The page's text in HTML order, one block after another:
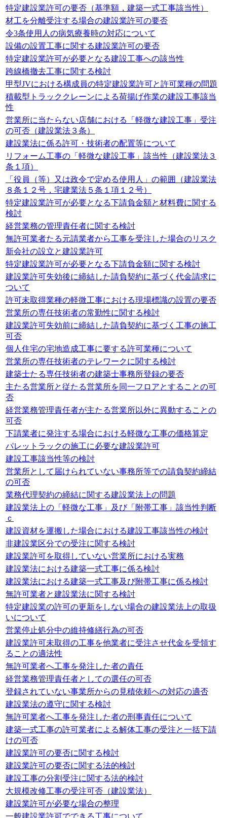
特定建設業許可の要否（基準額，建築一式工事該当性）
材工を分離受注する場合の建設業許可の要否
令3条使用人の病気療養時の対応について
設備の設置工事に関する建設業許可の要否
特定建設業許可が必要となる建設工事への該当性
跨線橋撤去工事に関する検討
甲型JVにおける構成員の特定建設業許可と許可業種の問題
積載型トラッククレーンによる荷揚げ作業の建設工事該当
性
営業所に当たらない店舗における「軽微な建設工事」受注
の可否（建設業法３条）
建設業法に係る許可・技術者の配置等について
リフォーム工事の「軽微な建設工事」該当性（建設業法３
条１項）
「役員（等）又は政令で定める使用人」の範囲（建設業法
８条１２号，宅建業法５条１項１２号）
特定建設業許可が必要となる下請負金額と材料費に関する
検討
経営業務の管理責任者に関する検討
無許可業者たる元請業者から工事を受注した場合のリスク
新会社の設立と建設業許可
特定建設業許可が必要となる下請負金額に関する検討
建設業許可失効後に締結した請負契約に基づく代金請求に
ついて
許可未取得業種の軽微工事における現場標識の設置の要否
営業所の専任技術者の常勤性に関する検討
建設業許可失効前に締結した請負契約に基づく工事の施工
可否
個人住宅の宅地造成工事に要する許可業種について
営業所の専任技術者のテレワークに関する検討
建築士たる専任技術者の建築士事務所登録の要否
主たる営業所と従たる営業所を同一フロアとすることの可
否
経営業務管理責任者が主たる営業所以外に異動することの
可否
下請業者に発注する場合における軽微な工事の価格算定
パレットラックの施工に必要な建設業許可
建設工事該当性等の検討
営業所として届けられていない事務所等での請負契約締結
の可否
業務代理契約の締結に関する建設業法上の問題
建設業法上の「軽微な工事」及び「附帯工事」該当性判断
ｃ
建設資材を運搬した場合における建設工事該当性の検討
非建設業区分での受注に関する検討
建設業許可を取得していない営業所における実務
建設業法における建築一式工事に係る検討
建設業法における建築一式工事及び附帯工事に係る検討
無許可業者と建設業法に関する検討
特定建設業の許可の更新をしない場合の建設業法上の取扱
いについて
営業停止処分中の維持修繕行為の可否
建設業許可未取得の工事を他業者に受注させ代金を受領す
ることの適法性
無許可業者へ工事を発注した者の責任
経営業務管理責任者としての選任の可否
登録されていない事業所からの見積依頼への対応の適否
建設業法の遵守に関する検討
無許可業者へ工事を発注した者の刑事責任について
建築一式工事の許可業者による解体工事の受注と一括下請
けの可否
建設業許可の要否に関する検討
建設業許可の要否に関する法的検討
建設工事の分割受注に関する法的検討
大規模改修工事の受注可否（建設業法）
建設業許可が必要な場合の整理
一般建設業許可でできる工事について